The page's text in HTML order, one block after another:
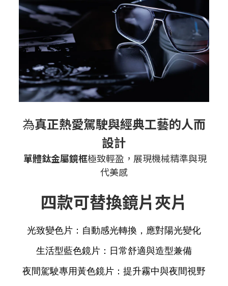
為真正熱愛駕駛與經典工藝的人而
設計
單體鈦金屬鏡框極致輕盈，展現機械精準與現
代美感
四款可替換鏡片夾片
光致變色片 ：自動感光轉換，應對陽光變化
生活型藍色鏡片 ：日常舒適與造型兼備
夜間駕駛專用黃色鏡片 ：提升霧中與夜間視野